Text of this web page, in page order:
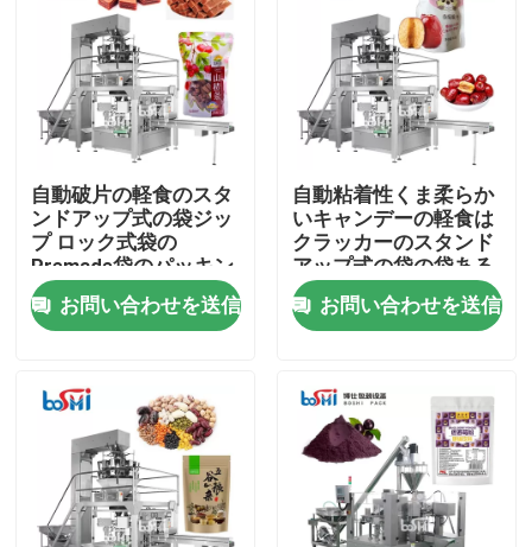
製品
粉末包装機
縦のパッキング機械
顆粒包装機
粉末充填機
軽食のパッキング機械
冷凍食品のパッキング機械
自動破片の軽食のスタ
ンドアップ式の袋ジッ
プ ロック式袋の
Premade袋のパッキン
グ機械
お問い合わせを送信
自動粘着性くま柔らか
いキャンデーの軽食は
クラッカーのスタンド
アップ式の袋の袋ある
特定のパッキング機械
を欠くお問い合わせを送信